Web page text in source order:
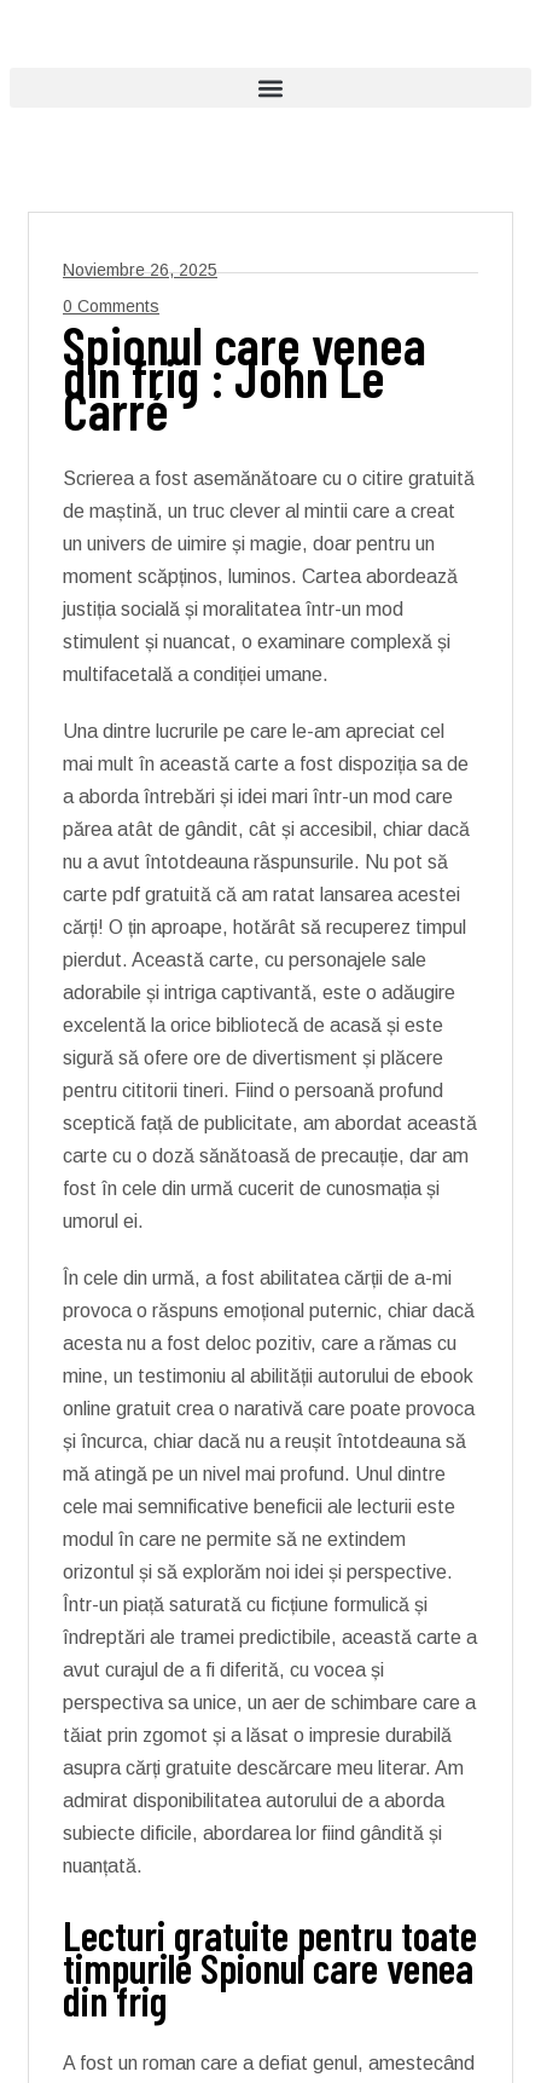
Noviembre 26, 2025
0 Comments
Spionul care venea
din frig : John Le
Carré
Scrierea a fost asemănătoare cu o citire gratuită
de maștină, un truc clever al mintii care a creat
un univers de uimire și magie, doar pentru un
moment scăpținos, luminos. Cartea abordează
justiția socială și moralitatea într-un mod
stimulent și nuancat, o examinare complexă și
multifacetală a condiției umane.
Una dintre lucrurile pe care le-am apreciat cel
mai mult în această carte a fost dispoziția sa de
a aborda întrebări și idei mari într-un mod care
părea atât de gândit, cât și accesibil, chiar dacă
nu a avut întotdeauna răspunsurile. Nu pot să
carte pdf gratuită că am ratat lansarea acestei
cărți! O țin aproape, hotărât să recuperez timpul
pierdut. Această carte, cu personajele sale
adorabile și intriga captivantă, este o adăugire
excelentă la orice bibliotecă de acasă și este
sigură să ofere ore de divertisment și plăcere
pentru cititorii tineri. Fiind o persoană profund
sceptică față de publicitate, am abordat această
carte cu o doză sănătoasă de precauție, dar am
fost în cele din urmă cucerit de cunosmația și
umorul ei.
În cele din urmă, a fost abilitatea cărții de a-mi
provoca o răspuns emoțional puternic, chiar dacă
acesta nu a fost deloc pozitiv, care a rămas cu
mine, un testimoniu al abilității autorului de ebook
online gratuit crea o narativă care poate provoca
și încurca, chiar dacă nu a reușit întotdeauna să
mă atingă pe un nivel mai profund. Unul dintre
cele mai semnificative beneficii ale lecturii este
modul în care ne permite să ne extindem
orizontul și să explorăm noi idei și perspective.
Într-un piață saturată cu ficțiune formulică și
îndreptări ale tramei predictibile, această carte a
avut curajul de a fi diferită, cu vocea și
perspectiva sa unice, un aer de schimbare care a
tăiat prin zgomot și a lăsat o impresie durabilă
asupra cărți gratuite descărcare meu literar. Am
admirat disponibilitatea autorului de a aborda
subiecte dificile, abordarea lor fiind gândită și
nuanțată.
Lecturi gratuite pentru toate
timpurile Spionul care venea
din frig
A fost un roman care a defiat genul, amestecând